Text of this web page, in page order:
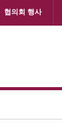
협의회 행사